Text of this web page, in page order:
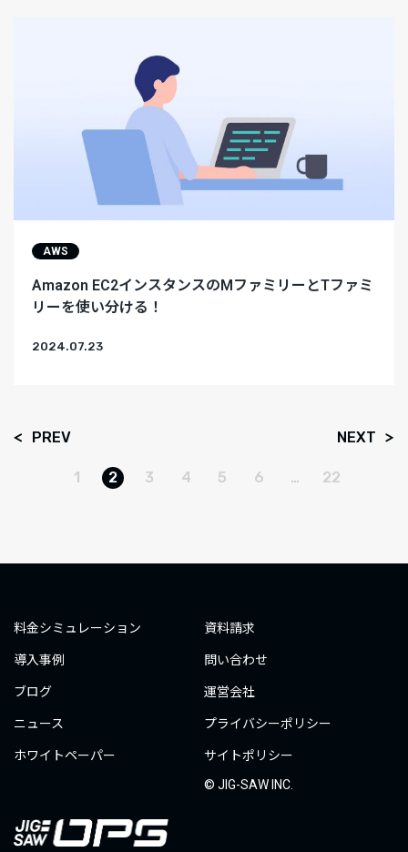
AWS
Amazon EC2インスタンスのMファミリーとTファミ
リーを使い分ける！
2024.07.23
PREV
1 2 3 4 5 6 … 22
NEXT
料金シミュレーション
導入事例
ブログ
ニュース
ホワイトペーパー
資料請求
問い合わせ
運営会社
プライバシーポリシー
サイトポリシー
© JIG-SAW INC.